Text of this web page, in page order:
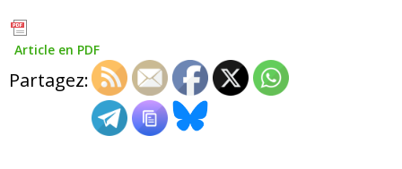
Article en PDF
Partagez: